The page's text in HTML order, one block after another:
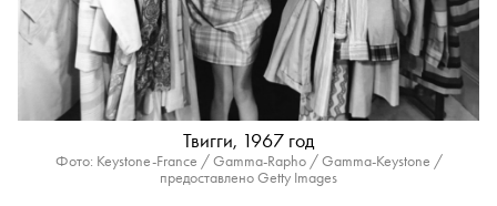
Твигги, 1967 год
Фото: Keystone-France / Gamma-Rapho / Gamma-Keystone /
предоставлено Getty Images